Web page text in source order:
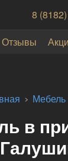
8
Отзывы
Мебель
в